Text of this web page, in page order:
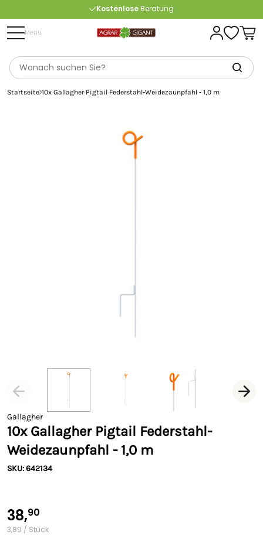
KostenloseBeratung
ab 175 € (in DE) – außer Sperrgut
Menü
Startseite 10x Gallagher Pigtail Federstahl-Weidezaunpfahl - 1,0 m
Gallagher
10x Gallagher Pigtail Federstahl-
Weidezaunpfahl - 1,0 m
SKU: 642134
38,90
3,89 / Stück